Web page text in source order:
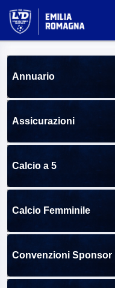
Annuario
Assicurazioni
Calcio a 5
Calcio Femminile
Convenzioni Sponsor